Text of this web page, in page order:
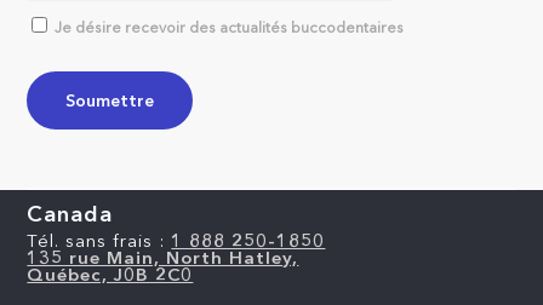
Je désire recevoir des actualités buccodentaires
Canada
Tél. sans frais : 1 888 250-1850
135 rue Main, North Hatley,
Québec, J0B 2C0